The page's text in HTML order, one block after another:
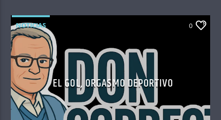
NOTICIAS 0
EL GOL, ORGASMO DEPORTIVO